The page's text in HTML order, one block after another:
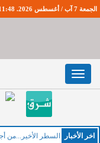
الجمعة 7 آب / أغسطس 2026. 6:11:49 صباحاً
Toggle
navigation
اخر اﻷخبار